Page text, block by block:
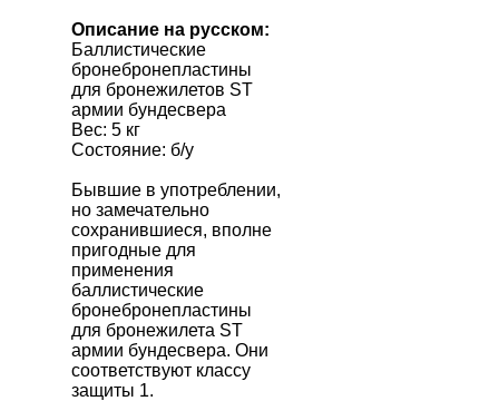
Описание на русском:
Баллистические
бронебронепластины
для бронежилетов ST
армии бундесвера
Вес: 5 кг
Состояние: б/у
Бывшие в употреблении,
но замечательно
сохранившиеся, вполне
пригодные для
применения
баллистические
бронебронепластины
для бронежилета ST
армии бундесвера. Они
соответствуют классу
защиты 1.